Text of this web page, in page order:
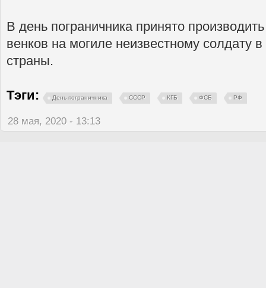
В день пограничника принято
венков на могиле неизвестному солдату
страны.
Тэги: День пограничника СССР КГБ ФСБ РФ
28 мая, 2020 - 13:13